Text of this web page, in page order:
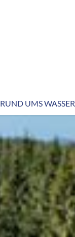
RUND UMS WASSER